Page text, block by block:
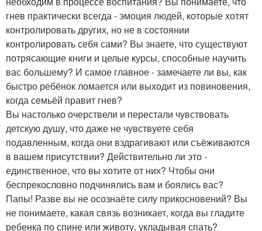
гнев практически всегда - эмоция людей, которые хотят
контролировать других, но не в состоянии
контролировать себя сами? Вы знаете, что существуют
потрясающие книги и целые курсы, способные научить
вас большему? И самое главное - замечаете ли вы, как
быстро ребёнок ломается или выходит из повиновения,
когда семьёй правит гнев?
Вы настолько очерствели и перестали чувствовать
детскую душу, что даже не чувствуете себя
подавленным, когда они вздрагивают или съёживаются
в вашем присутствии? Действительно ли это -
единственное, что вы хотите от них? Чтобы они
беспрекословно подчинялись вам и боялись вас?
Папы! Разве вы не осознаёте силу прикосновений? Вы
не понимаете, какая связь возникает, когда вы гладите
ребенка по спине или животу, укладывая спать?